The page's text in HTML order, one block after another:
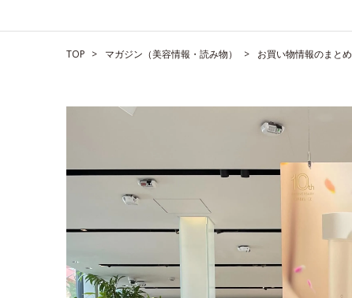
TOP マガジン（美容情報・読み物） お買い物情報のまとめ